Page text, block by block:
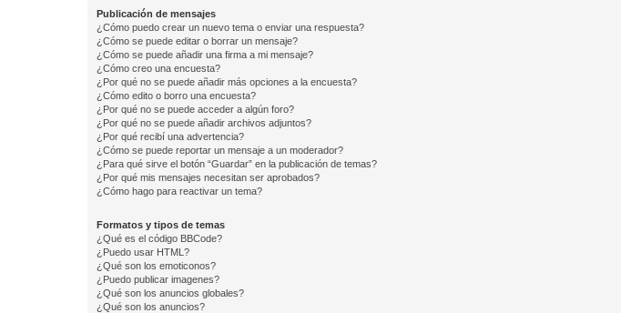
Publicación de mensajes
¿Cómo puedo crear un nuevo tema o enviar una respuesta?
¿Cómo se puede editar o borrar un mensaje?
¿Cómo se puede añadir una firma a mi mensaje?
¿Cómo creo una encuesta?
¿Por qué no se puede añadir más opciones a la encuesta?
¿Cómo edito o borro una encuesta?
¿Por qué no se puede acceder a algún foro?
¿Por qué no se puede añadir archivos adjuntos?
¿Por qué recibí una advertencia?
¿Cómo se puede reportar un mensaje a un moderador?
¿Para qué sirve el botón “Guardar” en la publicación de temas?
¿Por qué mis mensajes necesitan ser aprobados?
¿Cómo hago para reactivar un tema?
Formatos y tipos de temas
¿Qué es el código BBCode?
¿Puedo usar HTML?
¿Qué son los emoticonos?
¿Puedo publicar imagenes?
¿Qué son los anuncios globales?
¿Qué son los anuncios?